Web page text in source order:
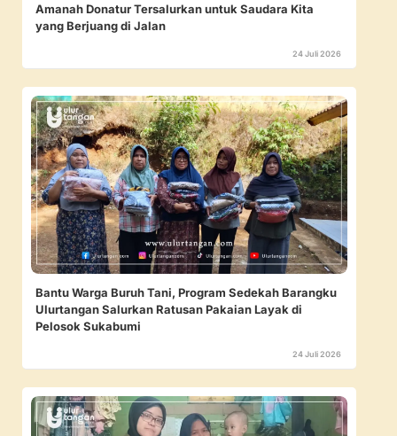
Amanah Donatur Tersalurkan untuk Saudara Kita
yang Berjuang di Jalan
24 Juli 2026
Bantu Warga Buruh Tani, Program Sedekah Barangku
Ulurtangan Salurkan Ratusan Pakaian Layak di
Pelosok Sukabumi
24 Juli 2026